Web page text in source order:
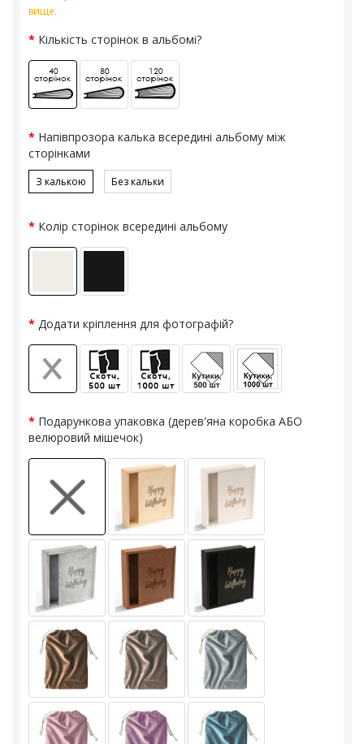
вище.
Кількість сторінок в альбомі?
Напівпрозора калька всередині альбому між
сторінками
З калькою Без кальки
Колір сторінок всередині альбому
Додати кріплення для фотографій?
Подарункова упаковка (дерев'яна коробка АБО
велюровий мішечок)